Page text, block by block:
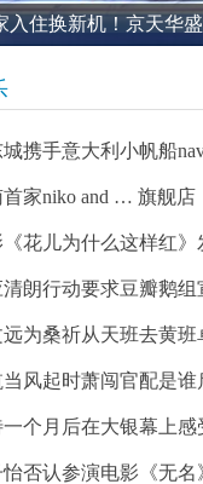
入住换新机！京天华
携手意大利小帆船
家niko and … 旗舰店
《花儿为什么这样红》
清朗行动要求豆瓣鹅组
为桑祈从天班去黄班
当风起时萧闯官配是
个月后在大银幕上感
否认参演电影《无名